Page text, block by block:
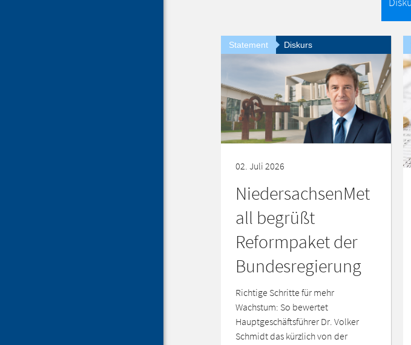
Statement Diskurs
02. Juli 2026
NiedersachsenMet
all begrüßt
Reformpaket der
Bundesregierung
Richtige Schritte für mehr
Wachstum: So bewertet
Hauptgeschäftsführer Dr. Volker
Schmidt das kürzlich von der